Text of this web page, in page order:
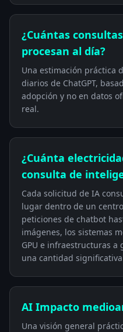
¿Cuántas
procesan al día?
Una estimación práctica
diarios de ChatGPT,
adopción y no en datos
real.
¿Cuánta
consulta de
Cada solicitud de IA
lugar dentro de un
peticiones de chatbot
imágenes, los sistemas
GPU e infraestructuras
una cantidad
AI Impacto
Una visión general